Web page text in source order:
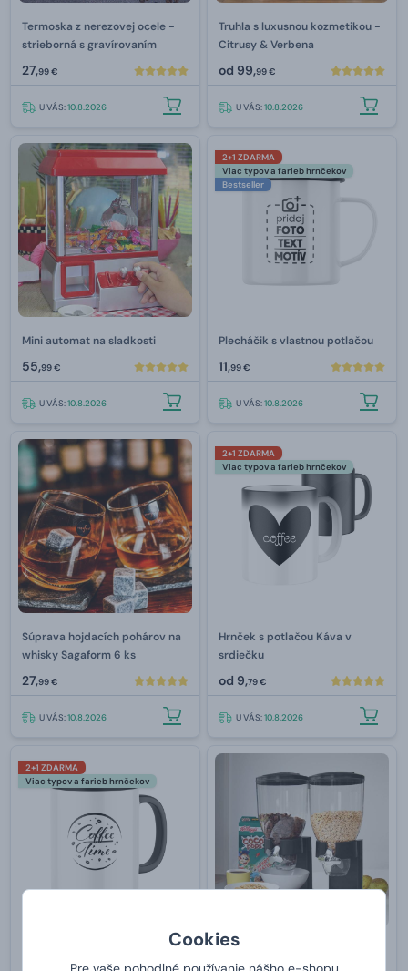
Cookies
Termoska z nerezovej ocele -
strieborná s gravírovaním
27,99 €
U VÁS:10.8.2026
Truhla s luxusnou kozmetikou -
Citrusy & Verbena
od 99,99 €
U VÁS:10.8.2026
Mini automat na sladkosti
55,99 €
U VÁS:10.8.2026
2+1 ZDARMA
Viac typov a farieb hrnčekov
Bestseller
Plecháčik s vlastnou potlačou
11,99 €
U VÁS:10.8.2026
Súprava hojdacích pohárov na
whisky Sagaform 6 ks
27,99 €
U VÁS:10.8.2026
2+1 ZDARMA
Viac typov a farieb hrnčekov
Hrnček s potlačou Káva v
srdiečku
od 9,79 €
U VÁS:10.8.2026
2+1 ZDARMA
Viac typov a farieb hrnčekov
Hrnček s potlačou Coffee time Praktický dávkovač cereálií